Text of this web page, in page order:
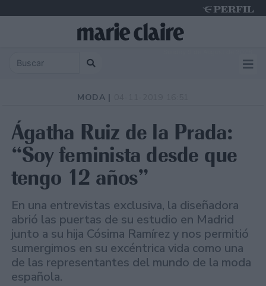
MODA |
Ágatha Ruiz de la Prada:
“Soy feminista desde que
tengo 12 años”
En una entrevistas exclusiva, la diseñadora
abrió las puertas de su estudio en Madrid
junto a su hija Cósima Ramírez y nos permitió
sumergimos en su excéntrica vida como una
de las representantes del mundo de la moda
española.